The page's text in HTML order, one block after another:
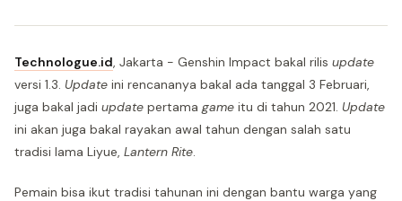
Technologue.id, Jakarta - Genshin Impact bakal rilis update
versi 1.3. Update ini rencananya bakal ada tanggal 3 Februari,
juga bakal jadi update pertama game itu di tahun 2021. Update
ini akan juga bakal rayakan awal tahun dengan salah satu
tradisi lama Liyue, Lantern Rite.
Pemain bisa ikut tradisi tahunan ini dengan bantu warga yang